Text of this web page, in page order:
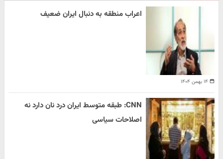
۱۴ بهمن ۱۴۰۴
اعراب منطقه به دنبال ایران ضعیف
CNN: طبقه متوسط ایران درد نان دارد نه
اصلاحات سیاسی